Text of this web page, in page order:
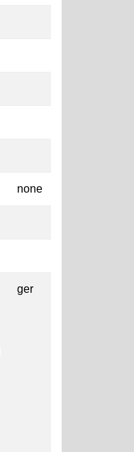
none
ger